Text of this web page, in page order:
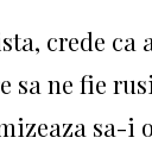
crede
sa ne fie
sa-i